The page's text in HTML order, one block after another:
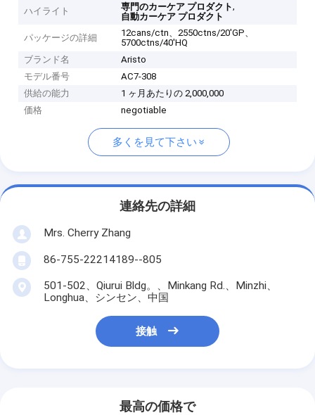
ハイライト 専門のカーケア プロダクト,
自動カーケア プロダクト
パッケージの詳細
12cans/ctn、2550ctns/20'GP、
5700ctns/40'HQ
ブランド名
Aristo
モデル番号
AC7-308
供給の能力
1 ヶ月あたりの 2,000,000
価格
negotiable
多くを見て下さい
連絡先の詳細
Mrs. Cherry Zhang
86-755-22214189--805
501-502、Qiurui Bldg。、Minkang Rd.、Minzhi、
Longhua、シンセン、中国
接触
最高の価格で